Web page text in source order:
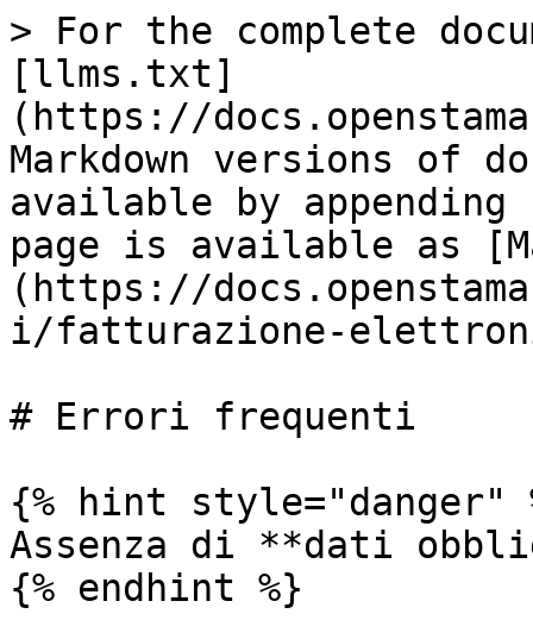
> For the complete
[llms.txt]
(https://
Markdown versions of
available by
page is available as
(https://
i/fatturazione-
# Errori frequenti
{% hint style="danger"
Assenza di **dati
{% endhint %}